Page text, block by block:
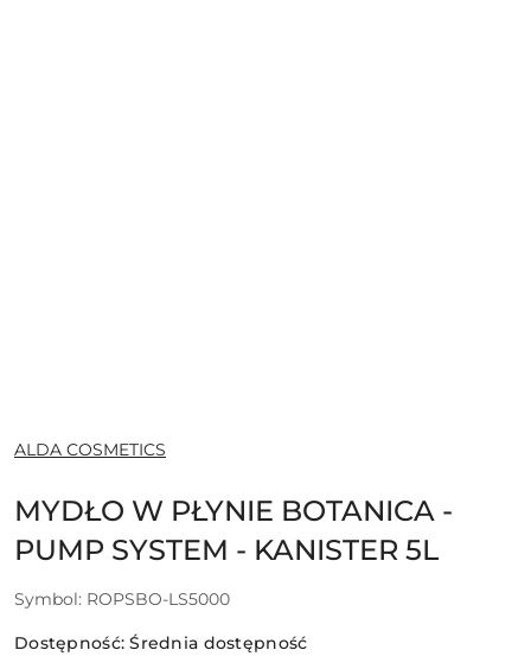
NAZWA
PRODUCENTA:
ALDA COSMETICS
MYDŁO W PŁYNIE BOTANICA -
PUMP SYSTEM - KANISTER 5L
Symbol: ROPSBO-LS5000
Dostępność:Średnia dostępność